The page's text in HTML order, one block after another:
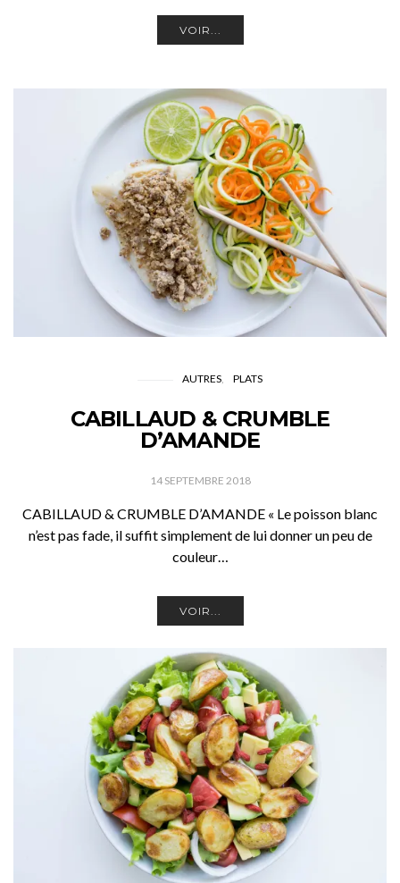
VOIR...
AUTRES PLATS
CABILLAUD & CRUMBLE
D’AMANDE
14 SEPTEMBRE 2018
CABILLAUD & CRUMBLE D’AMANDE « Le poisson blanc
n’est pas fade, il suffit simplement de lui donner un peu de
couleur…
VOIR...